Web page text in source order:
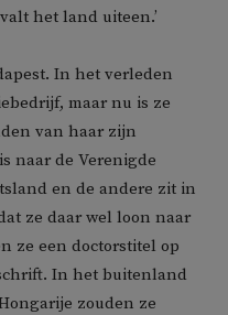
het land uiteen.’
In het verleden
maar nu is ze
van haar zijn
naar de Verenigde
en de andere zit in
ze daar wel loon naar
ze een doctorstitel op
In het buitenland
zouden ze